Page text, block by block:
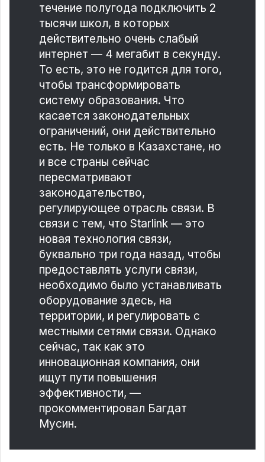
течение полугода подключить 2
тысячи школ, в которых
действительно очень слабый
интернет — 4 мегабит в секунду.
То есть, это не годится для того,
чтобы трансформировать
систему образования. Что
касается законодательных
ограничений, они действительно
есть. Не только в Казахстане, но
и все страны сейчас
пересматривают
законодательство,
регулирующее отрасль связи. В
связи с тем, что Starlink — это
новая технология связи,
буквально три года назад, чтобы
предоставлять услуги связи,
необходимо было устанавливать
оборудование здесь, на
территории, и регулировать с
местными сетями связи. Однако
сейчас, так как это
инновационная компания, они
ищут пути повышения
эффективности, —
прокомментировал Багдат
Мусин.